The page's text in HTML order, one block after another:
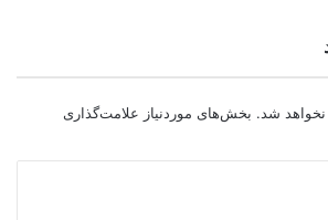
شد. بخش‌های موردنیاز علامت‌گذاری